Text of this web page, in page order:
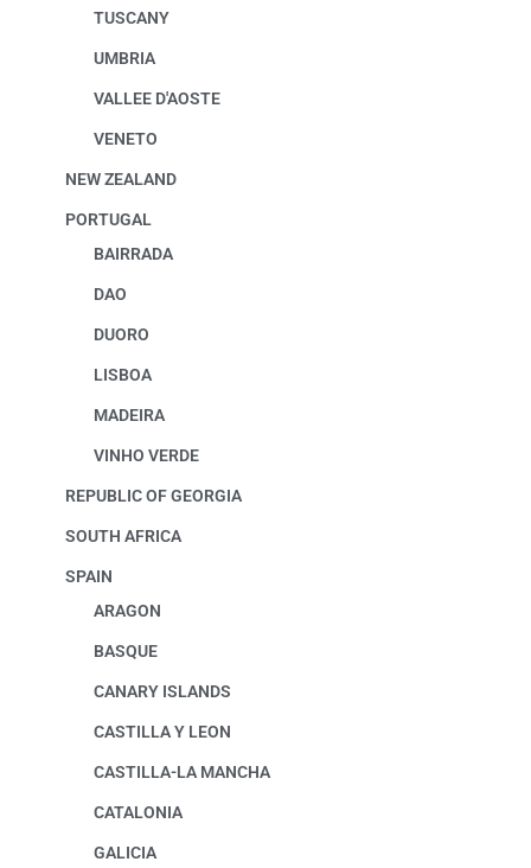
TUSCANY
UMBRIA
VALLEE D'AOSTE
VENETO
NEW ZEALAND
PORTUGAL
BAIRRADA
DAO
DUORO
LISBOA
MADEIRA
VINHO VERDE
REPUBLIC OF GEORGIA
SOUTH AFRICA
SPAIN
ARAGON
BASQUE
CANARY ISLANDS
CASTILLA Y LEON
CASTILLA-LA MANCHA
CATALONIA
GALICIA